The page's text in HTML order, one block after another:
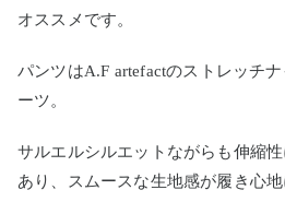
オススメです。
パンツはA.F artefactのストレッチ
ーツ。
サルエルシルエットながらも伸縮
あり、スムースな生地感が履き心地